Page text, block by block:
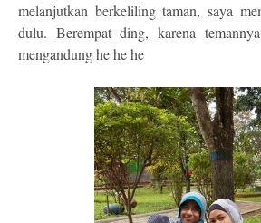
melanjutkan berkeliling taman, saya
dulu. Berempat ding, karena
mengandung he he he